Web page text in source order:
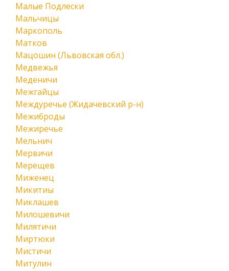
Малые Подлески
Мальчицы
Маркополь
Матков
Мацошин (Львовская обл.)
Медвежья
Меденичи
Межгайцы
Междуречье (Жидачевский р-н)
Межиброды
Межиречье
Мельнич
Мервичи
Мерещев
Миженец
Микитиы
Миклашев
Милошевичи
Милятичи
Миртюки
Мистичи
Митулин